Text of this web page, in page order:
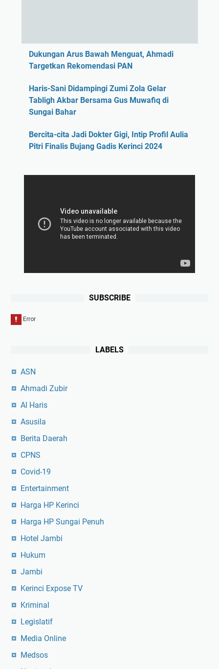
Dukungan Arus Bawah Menguat, Ahmadi
Targetkan Rekomendasi PAN
Haris-Sani Didampingi Zumi Zola Gelar
Tabligh Akbar Bersama Gus Muwafiq di
Sungai Bahar
Bercita-cita Jadi Dokter Gigi, Intip Profil Aulia
Pitri Finalis Bujang Gadis Kerinci 2024
SUBSCRIBE
LABELS
ASN
Ahmadi Zubir
Al Haris
Asusila
Berita Daerah
CPNS
Covid-19
Entertainment
Harga HP Kerinci
Harga HP Sungai Penuh
Hotel Jambi
Hukum
Jambi
Kerinci Expose TV
Kriminal
Legislatif
Media Online
Medsos